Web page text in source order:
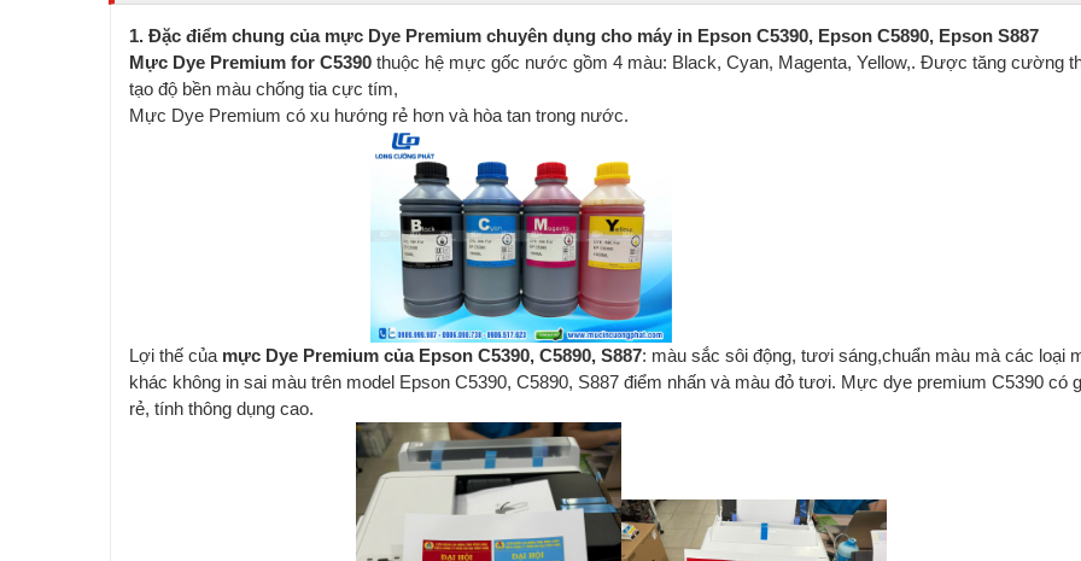
1. Đặc điểm chung của mực Dye Premium chuyên dụng cho máy in Epson C5390, Epson C5890, Epson S887
Mực Dye Premium for C5390thuộc hệ mực gốc nước gồm 4 màu: Black, Cyan, Magenta, Yellow,. Được tăng cường
tạo độ bền màu chống tia cực tím,
Mực Dye Premium có xu hướng rẻ hơn và hòa tan trong nước.
Lợi thế của mực Dye Premium của Epson C5390, C5890, S887: màu sắc sôi động, tươi sáng,chuẩn màu mà các loại
khác không in sai màu trên model Epson C5390, C5890, S887 điểm nhấn và màu đỏ tươi. Mực dye premium C5390 có
rẻ, tính thông dụng cao.